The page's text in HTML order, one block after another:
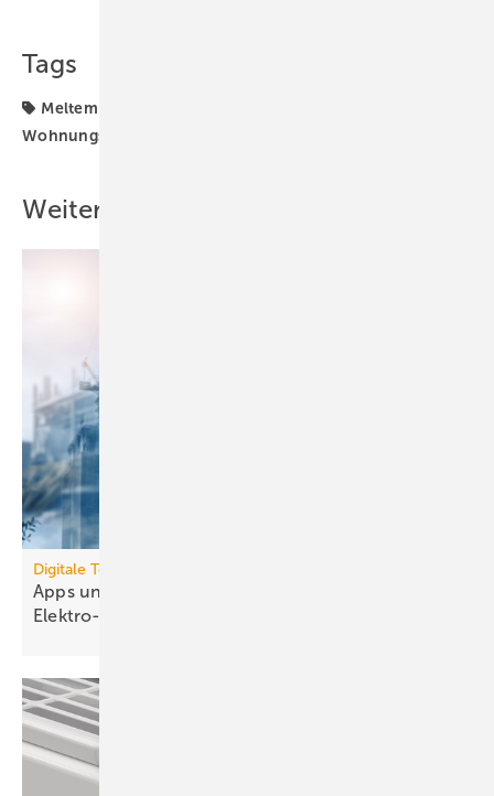
Tags
Meltem
Wohnungslüftung
Weitere Inhalte
Digitale Tools
Apps und Soft­ware für die TGA- und
Elek­tro-Branche